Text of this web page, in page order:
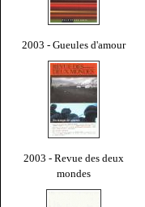
2003 - Gueules d'amour
2003 - Revue des deux
mondes